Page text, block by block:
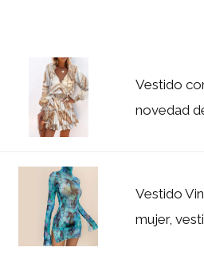
Vestido
novedad
Vestido
mujer,